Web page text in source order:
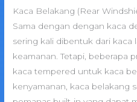
Kaca Belakang (Rear
Sama dengan dengan kaca
sering kali dibentuk dari kaca
keamanan. Tetapi, beberapa
kaca tempered untuk kaca
kenyamanan, kaca belakang